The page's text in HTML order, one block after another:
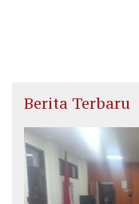
Berita Terbaru